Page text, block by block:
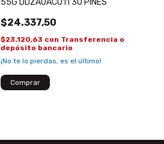
55G DDZAUAC011 30 PINES
$24.337,50
$23.120,63 con Transferencia o
depósito bancario
¡No te lo pierdas, es el último!